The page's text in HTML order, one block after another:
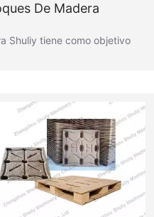
De Madera
Shuliy tiene como objetivo